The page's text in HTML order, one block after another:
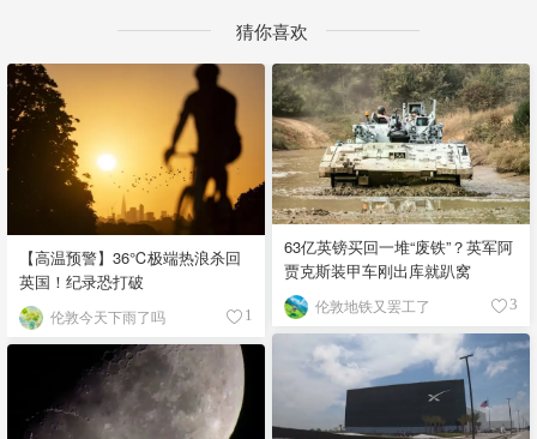
猜你喜欢
【高温预警】36℃极端热浪杀回
英国！纪录恐打破
伦敦今天下雨了吗 1
63亿英镑买回一堆“废铁”？英军阿
贾克斯装甲车刚出库就趴窝
伦敦地铁又罢工了 3